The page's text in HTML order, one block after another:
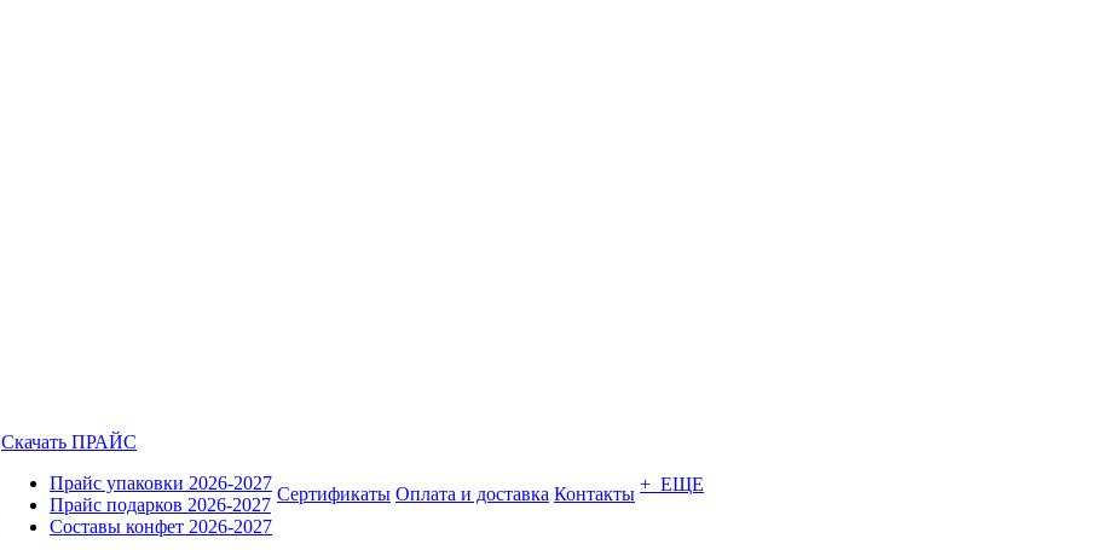
Скачать ПРАЙС
Прайс упаковки 2026-2027
Прайс подарков 2026-2027
Составы конфет 2026-2027
Сертификаты Оплата и доставка Контакты + ЕЩЕ